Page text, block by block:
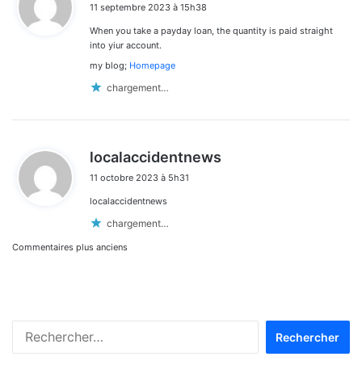
t
11 septembre 2023 à 15h38
When you take a payday loan, the quantity is paid straight
into yiur account.
my blog; Homepage
chargement…
localaccidentnews
11 octobre 2023 à 5h31
localaccidentnews
chargement…
Navigation
commentaires
Commentaires plus anciens